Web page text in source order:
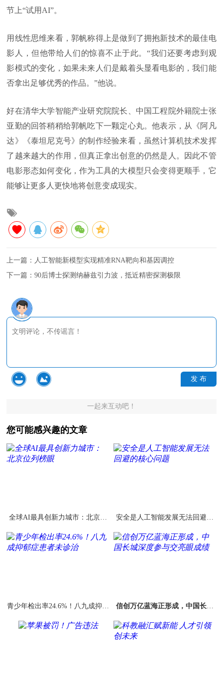
节上“试用AI”。
用线性思维来看，郭帆称得上是做到了拥抱新技术的最佳电
影人，但他带给人们的惊喜不止于此。“我们还要考虑到观
影模式的变化，如果未来人们是戴着头显看电影的，我们能
否拿出足够优秀的作品。”他说。
好在清华大学智能产业研究院院长、中国工程院外籍院士张
亚勤的回答稍稍给郭帆吃下一颗定心丸。他表示，从《阿凡
达》《泰坦尼克号》的制作经验来看，虽然计算机技术发挥
了越来越大的作用，但真正拿出创意的仍然是人。因此不管
电影形态如何变化，作为工具的大模型只会变得更顺手，它
能够让更多人更快地将创意变成现实。
上一篇： 人工智能新模型实现精准RNA靶向和基因调控
下一篇：90后博士探测纳赫兹引力波，抵近精密探测极限
发 布
一起来互动吧！
您可能感兴趣的文章
全球AI最具创新力城市：北京位
安全是人工智能发展无法回避的
青少年检出率24.6%！八九成抑郁
信创万亿蓝海正形成，中国长城